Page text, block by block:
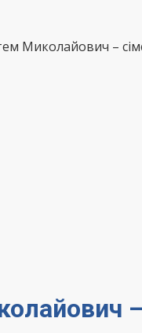
Миколайович –